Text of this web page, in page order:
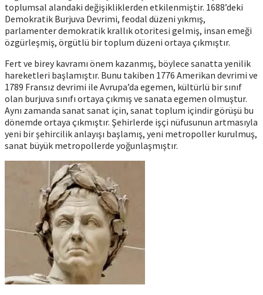
toplumsal alandaki değişikliklerden etkilenmiştir. 1688’deki
Demokratik Burjuva Devrimi, feodal düzeni yıkmış,
parlamenter demokratik krallık otoritesi gelmiş, insan emeği
özgürleşmiş, örgütlü bir toplum düzeni ortaya çıkmıştır.
Fert ve birey kavramı önem kazanmış, böylece sanatta yenilik
hareketleri başlamıştır. Bunu takiben 1776 Amerikan devrimi ve
1789 Fransız devrimi ile Avrupa’da egemen, kültürlü bir sınıf
olan burjuva sınıfı ortaya çıkmış ve sanata egemen olmuştur.
Aynı zamanda sanat sanat için, sanat toplum içindir görüşü bu
dönemde ortaya çıkmıştır. Şehirlerde işçi nüfusunun artmasıyla
yeni bir şehircilik anlayışı başlamış, yeni metropoller kurulmuş,
sanat büyük metropollerde yoğunlaşmıştır.